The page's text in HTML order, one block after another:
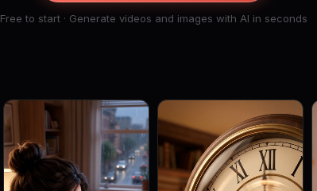
Free to start · Generate videos and images with AI in seconds